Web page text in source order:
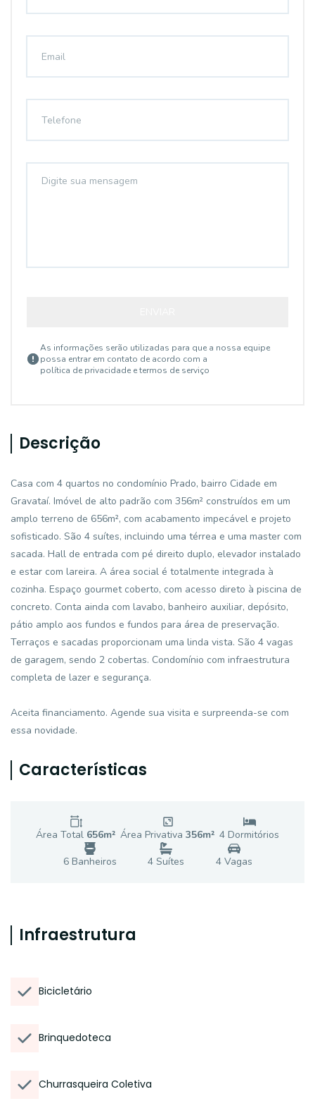
As informações serão utilizadas para que a nossa equipe
possa entrar em contato de acordo com a
política de privacidade e termos de serviço
Descrição
Casa com 4 quartos no condomínio Prado, bairro Cidade em
Gravataí. Imóvel de alto padrão com 356m² construídos em um
amplo terreno de 656m², com acabamento impecável e projeto
sofisticado. São 4 suítes, incluindo uma térrea e uma master com
sacada. Hall de entrada com pé direito duplo, elevador instalado
e estar com lareira. A área social é totalmente integrada à
cozinha. Espaço gourmet coberto, com acesso direto à piscina de
concreto. Conta ainda com lavabo, banheiro auxiliar, depósito,
pátio amplo aos fundos e fundos para área de preservação.
Terraços e sacadas proporcionam uma linda vista. São 4 vagas
de garagem, sendo 2 cobertas. Condomínio com infraestrutura
completa de lazer e segurança.
Aceita financiamento. Agende sua visita e surpreenda-se com
essa novidade.
Características
Área Total 656m² Área Privativa 356m² 4 Dormitórios
6Banheiros 4 Suítes 4Vagas
Infraestrutura
Bicicletário
Brinquedoteca
Churrasqueira Coletiva